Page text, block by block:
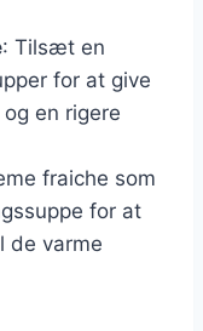
: Tilsæt en
for at give
en rigere
fraiche som
for at
de varme